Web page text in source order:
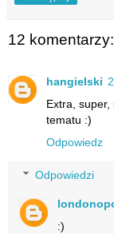
12 komentarzy:
hangielski
Extra,
tematu :)
Odpowiedz
Odpowiedzi
:)